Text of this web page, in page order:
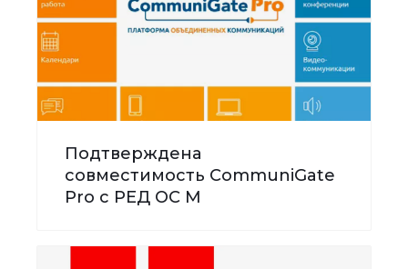
Подтверждена
совместимость CommuniGate
Pro с РЕД ОС М